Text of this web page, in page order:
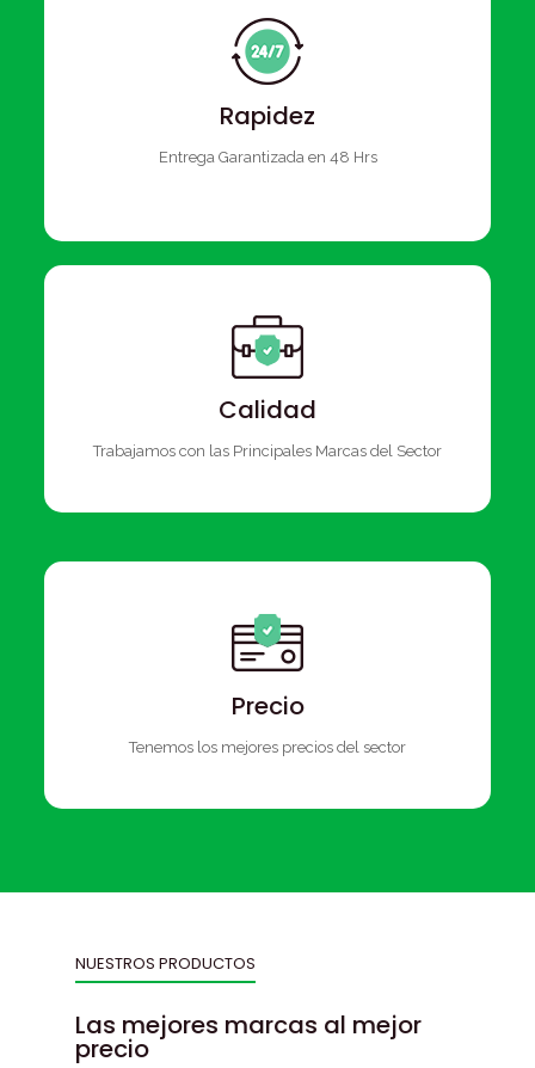
Rapidez
Entrega Garantizada en 48 Hrs
Calidad
Trabajamos con las Principales Marcas del Sector
Precio
Tenemos los mejores precios del sector
NUESTROS PRODUCTOS
Las mejores marcas al mejor
precio